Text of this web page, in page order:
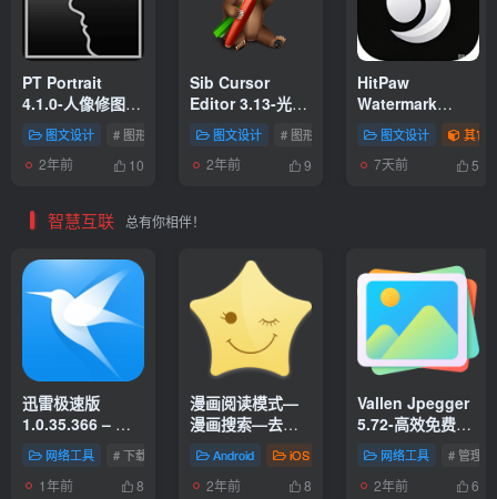
PT Portrait
4.1.0-人像修图助
图文设计 # 图形相关 # 空间
2年前 10
Sib Cursor
Editor 3.13-光标
编辑器中文汉化
版|让你进入艺术
的世界成为虚拟
图文设计 # 图形相关
2年前 9
HitPaw
Watermark
Remover – 简单
高效的图文视频
水印清除工具
图文设计 其它
7天前 5
智慧互联 总有你相伴！
迅雷极速版
1.0.35.366 – 回
归下载初心的匠
心之作 BT 磁力
下载工具
网络工具 # 下载传输 # 网站 # 互联网
1年前 8
漫画阅读模式—
漫画搜索—去视
器 Android iOS Mac # 信息 # 网站
2年前 8
Vallen Jpegger
5.72-高效免费的
多媒体浏览与管
理工具网络工具 # 管理
2年前 6